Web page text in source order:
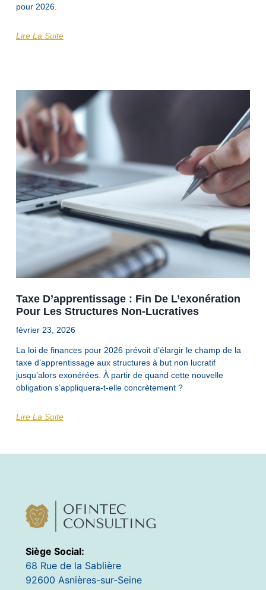
pour 2026.
Lire La Suite
Taxe D’apprentissage : Fin De L’exonération
Pour Les Structures Non-Lucratives
février 23, 2026
La loi de finances pour 2026 prévoit d’élargir le champ de la
taxe d’apprentissage aux structures à but non lucratif
jusqu’alors exonérées. À partir de quand cette nouvelle
obligation s’appliquera-t-elle concrètement ?
Lire La Suite
Siège Social:
68 Rue de la Sablière
92600 Asnières-sur-Seine